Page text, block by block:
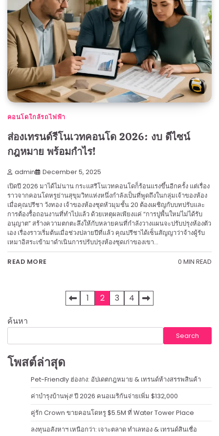
คอนโดใกล้รถไฟฟ้า
ส่องเทรนด์รีโนเวทคอนโด 2026: งบ ดีไซน์
กฎหมาย พร้อมกำไร!
admin December 5, 2025
เปิดปี 2026 มาได้ไม่นาน กระแสรีโนเวทคอนโดก็ร้อนแรงขึ้นอีกครั้ง แต่เรื่อง
ราวจากคอนโดหรูย่านสุขุมวิทแห่งหนึ่งกำลังเป็นที่พูดถึงในกลุ่มเจ้าของห้อง
เมื่อคุณปรีชา วังทอง เจ้าของห้องชุดหัวมุมชั้น 20 ต้องเผชิญกับบทปรับและ
การต้องรื้อถอนงานที่ทำไปแล้ว ด้วยเหตุผลเพียงแค่ “การปูพื้นใหม่ไม่ได้รับ
อนุญาต” สร้างความตกตะลึงให้กับหลายคนที่กำลังวางแผนจะปรับปรุงห้องตัว
เอง เรื่องราวเริ่มต้นเมื่อช่วงปลายปีที่แล้ว คุณปรีชาได้เซ็นสัญญาว่าจ้างผู้รับ
เหมาอิสระเข้ามาดำเนินการปรับปรุงห้องชุดเก่าของเขา…
READ MORE 0 MIN READ
pagination
1 2 3 4
ค้นหา
Search
โพสต์ล่าสุด
Pet-Friendly ฮ่องกง: อัปเดตกฎหมาย & เทรนด์ห้างสรรพสินค้า
ค่าบำรุงบ้านพุ่ง! ปี 2026 คนอเมริกันจ่ายเพิ่ม $132,000
คู่รัก Crown ขายคอนโดหรู $5.5M ที่ Water Tower Place
ลงทุนอสังหาฯ เหนือกว่า: เจาะตลาด ทำเลทอง & เทรนด์สินเชื่อ